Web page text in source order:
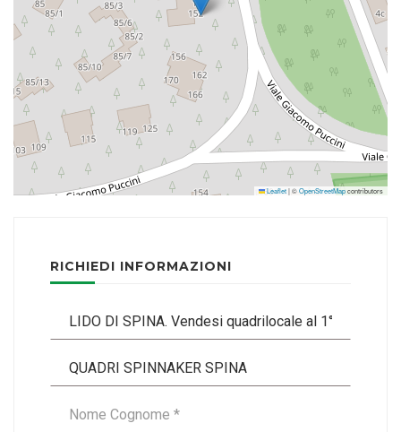
Leaflet|©OpenStreetMapcontributors
RICHIEDI INFORMAZIONI